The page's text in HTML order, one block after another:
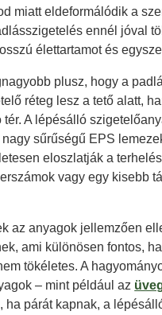
miatt eldeformálódik a
ennél jóval
élettartamot és
plusz, hogy a
réteg lesz a tető alatt,
tér. A lépésálló
sűrűségű EPS
eloszlatják a
vagy egy kisebb
az anyagok jellemzően
ami különösen fontos,
tökéletes. A
– mint például az
ha párát kapnak, a